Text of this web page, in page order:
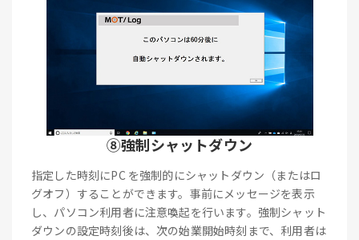
⑧強制シャットダウン
指定した時刻にPC を強制的にシャットダウン（またはロ
グオフ）することができます。事前にメッセージを表示
し、パソコン利用者に注意喚起を行います。強制シャット
ダウンの設定時刻後は、次の始業開始時刻まで、利用者は